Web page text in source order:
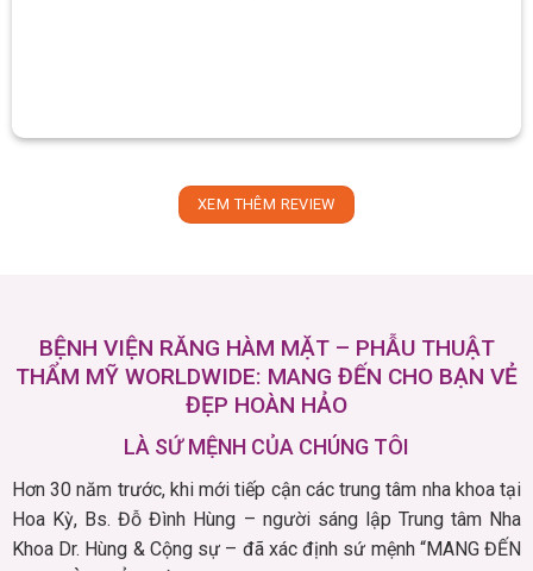
XEM THÊM REVIEW
BỆNH VIỆN RĂNG HÀM MẶT – PHẪU THUẬT
THẨM MỸ WORLDWIDE: MANG ĐẾN CHO BẠN VẺ
ĐẸP HOÀN HẢO
LÀ SỨ MỆNH CỦA CHÚNG TÔI
Hơn 30 năm trước, khi mới tiếp cận các trung tâm nha khoa tại
Hoa Kỳ, Bs. Đỗ Đình Hùng – người sáng lập Trung tâm Nha
Khoa Dr. Hùng & Cộng sự – đã xác định sứ mệnh “MANG ĐẾN